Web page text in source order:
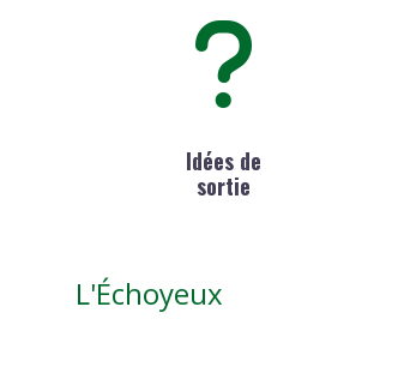
Idées de
sortie
L'Échoyeux